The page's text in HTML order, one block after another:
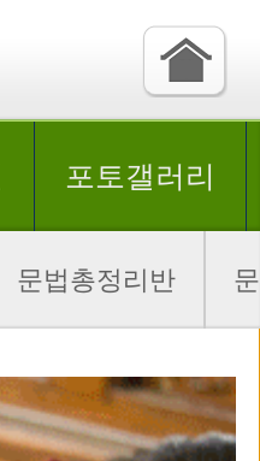
포토갤러리
문법총정리반